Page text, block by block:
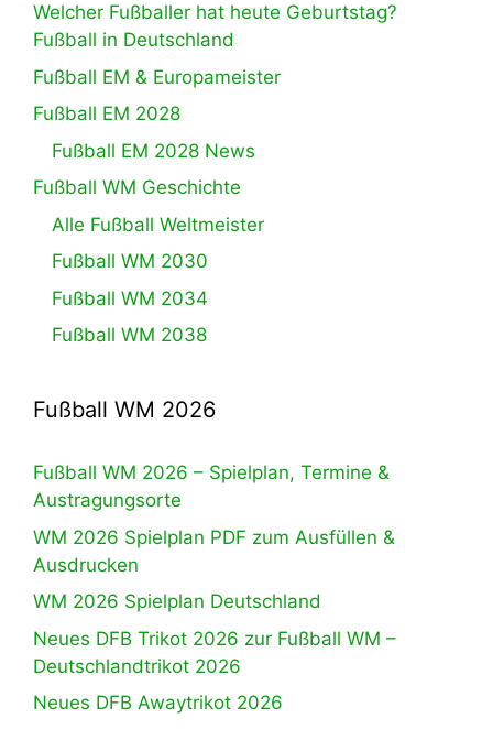
Welcher Fußballer hat heute Geburtstag?
Fußball in Deutschland
Fußball EM & Europameister
Fußball EM 2028
Fußball EM 2028 News
Fußball WM Geschichte
Alle Fußball Weltmeister
Fußball WM 2030
Fußball WM 2034
Fußball WM 2038
Fußball WM 2026
Fußball WM 2026 – Spielplan, Termine &
Austragungsorte
WM 2026 Spielplan PDF zum Ausfüllen &
Ausdrucken
WM 2026 Spielplan Deutschland
Neues DFB Trikot 2026 zur Fußball WM –
Deutschlandtrikot 2026
Neues DFB Awaytrikot 2026